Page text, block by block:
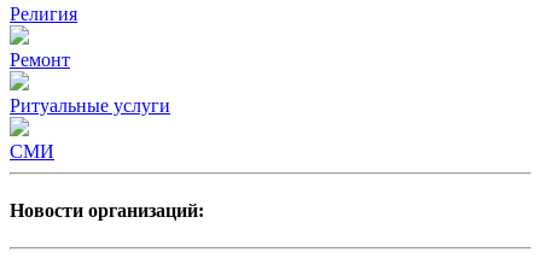
Религия
Ремонт
Ритуальные услуги
СМИ
Новости организаций: